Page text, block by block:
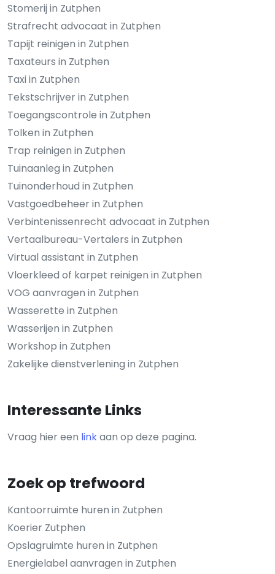
Stomerij in Zutphen
Strafrecht advocaat in Zutphen
Tapijt reinigen in Zutphen
Taxateurs in Zutphen
Taxi in Zutphen
Tekstschrijver in Zutphen
Toegangscontrole in Zutphen
Tolken in Zutphen
Trap reinigen in Zutphen
Tuinaanleg in Zutphen
Tuinonderhoud in Zutphen
Vastgoedbeheer in Zutphen
Verbintenissenrecht advocaat in Zutphen
Vertaalbureau-Vertalers in Zutphen
Virtual assistant in Zutphen
Vloerkleed of karpet reinigen in Zutphen
VOG aanvragen in Zutphen
Wasserette in Zutphen
Wasserijen in Zutphen
Workshop in Zutphen
Zakelijke dienstverlening in Zutphen
Interessante Links
Vraag hier een linkaan op deze pagina.
Zoek op trefwoord
Kantoorruimte huren in Zutphen
Koerier Zutphen
Opslagruimte huren in Zutphen
Energielabel aanvragen in Zutphen